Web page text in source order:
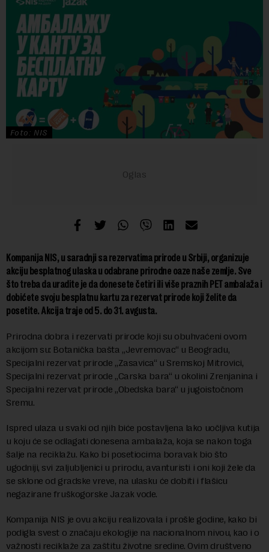
Foto: NIS
Kompanija NIS, u saradnji sa rezervatima prirode u Srbiji, organizuje
akciju besplatnog ulaska u odabrane prirodne oaze naše zemlje. Sve
što treba da uradite je da donesete četiri ili više praznih PET ambalaža i
dobićete svoju besplatnu kartu za rezervat prirode koji želite da
posetite. Akcija traje od 5. do 31. avgusta.
Prirodna dobra i rezervati prirode koji su obuhvaćeni ovom
akcijom su: Botanička bašta „Jevremovac“ u Beogradu,
Specijalni rezervat prirode „Zasavica“ u Sremskoj Mitrovici,
Specijalni rezervat prirode „Carska bara“ u okolini Zrenjanina i
Specijalni rezervat prirode „Obedska bara“ u jugoistočnom
Sremu.
Ispred ulaza u svaki od njih biće postavljena lako uočljiva kutija
u koju će se odlagati donesena ambalaža, koja se nakon toga
šalje na reciklažu. Kako bi posetiocima boravak bio što
ugodniji, svi zaljubljenici u prirodu, avanturisti i oni koji žele da
se sklone od gradske vreve, na ulasku će dobiti i flašicu
negazirane fruškogorske Jazak vode.
Kompanija NIS je ovu akciju realizovala i prošle godine, kako bi
podigla svest o značaju ekologije na nacionalnom nivou, kao i o
važnosti reciklaže za zaštitu životne sredine. Ovim društveno